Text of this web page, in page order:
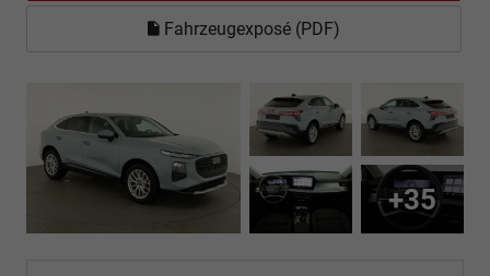
Fahrzeugexposé (PDF)
+35